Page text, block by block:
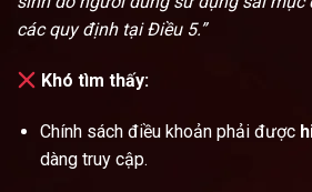
các quy định tại Điều 5.”
Khó tìm thấy:
Chính sách điều khoản phải được
dàng truy cập.